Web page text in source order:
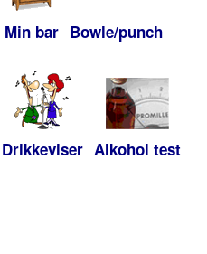
Min bar Bowle/punch
Drikkeviser Alkohol test